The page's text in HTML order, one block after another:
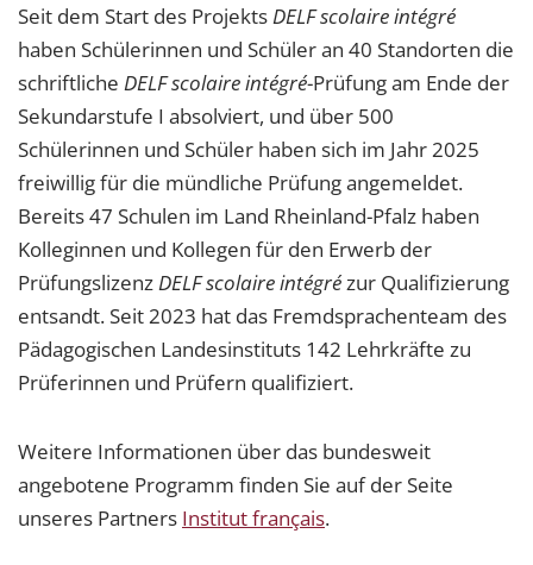
Seit dem Start des ProjektsDELF scolaire intégré
haben Schülerinnen und Schüler an 40 Standorten die
schriftliche DELF scolaire intégré-Prüfung am Ende der
Sekundarstufe I absolviert, und über 500
Schülerinnen und Schüler haben sich im Jahr 2025
freiwillig für die mündliche Prüfung angemeldet.
Bereits 47 Schulen im Land Rheinland-Pfalz haben
Kolleginnen und Kollegen für den Erwerb der
PrüfungslizenzDELF scolaire intégrézur Qualifizierung
entsandt. Seit 2023 hat das Fremdsprachenteam des
Pädagogischen Landesinstituts 142 Lehrkräfte zu
Prüferinnen und Prüfern qualifiziert.
Weitere Informationen über das bundesweit
angebotene Programm finden Sie auf der Seite
unseres Partners Institut français.